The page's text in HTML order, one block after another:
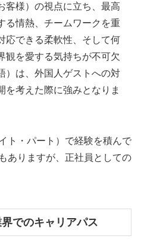
客様）の視点に立ち、最高
る情熱、チームワークを重
応できる柔軟性、そして何
観を愛する気持ちが不可欠
）は、外国人ゲストへの対
を考えた際に強みとなりま
ト・パート）で経験を積んで
ありますが、正社員としての
でのキャリアパス